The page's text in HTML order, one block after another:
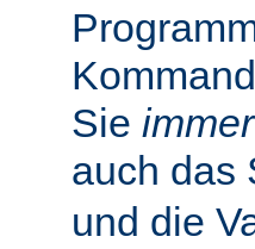
Sie immer
auch das
und die